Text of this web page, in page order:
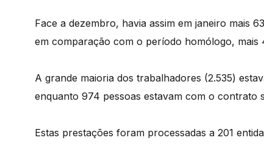
Face a dezembro, havia assim em janeiro mais
em comparação com o período homólogo, mais
A grande maioria dos trabalhadores (2.535)
enquanto 974 pessoas estavam com o contrato
Estas prestações foram processadas a 201